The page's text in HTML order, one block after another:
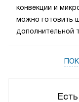
конвекции и
можно готовить
дополнительной